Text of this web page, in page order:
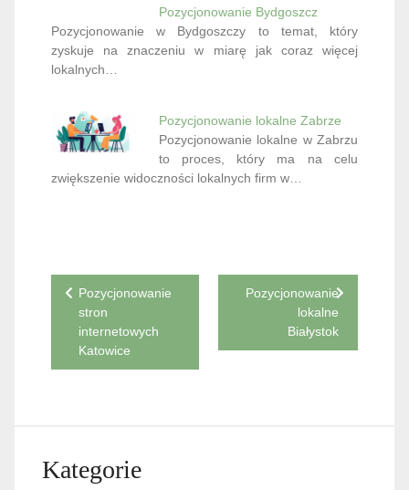
Pozycjonowanie Bydgoszcz
Pozycjonowanie w Bydgoszczy to temat, który
zyskuje na znaczeniu w miarę jak coraz więcej
lokalnych…
Pozycjonowanie lokalne Zabrze
Pozycjonowanie lokalne w Zabrzu
to proces, który ma na celu
zwiększenie widoczności lokalnych firm w…
Nawigacja
wpisu
Pozycjonowanie
stron
internetowych
Katowice
Pozycjonowanie
lokalne
Białystok
Kategorie